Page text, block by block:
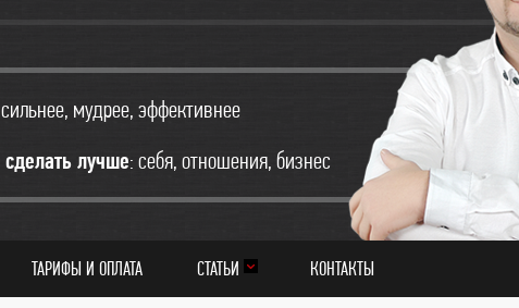
мудрее, эффективнее
лучше: себя, отношения, бизнес
ТАРИФЫ И ОПЛАТА СТАТЬИ КОНТАКТЫ